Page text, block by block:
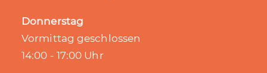
Donnerstag
Vormittag geschlossen
14:00 - 17:00 Uhr